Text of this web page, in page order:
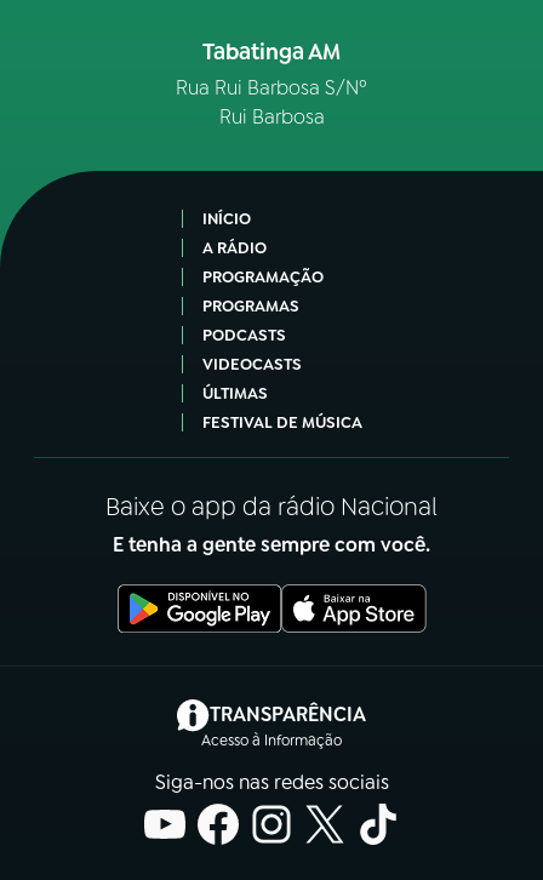
Tabatinga AM
Rua Rui Barbosa S/Nº
Rui Barbosa
INÍCIO
A RÁDIO
PROGRAMAÇÃO
PROGRAMAS
PODCASTS
VIDEOCASTS
ÚLTIMAS
FESTIVAL DE MÚSICA
Baixe o app da rádio Nacional
E tenha a gente sempre com você.
TRANSPARÊNCIA
Acesso à Informação
(abre em nova aba)
Siga-nos nas redes sociais